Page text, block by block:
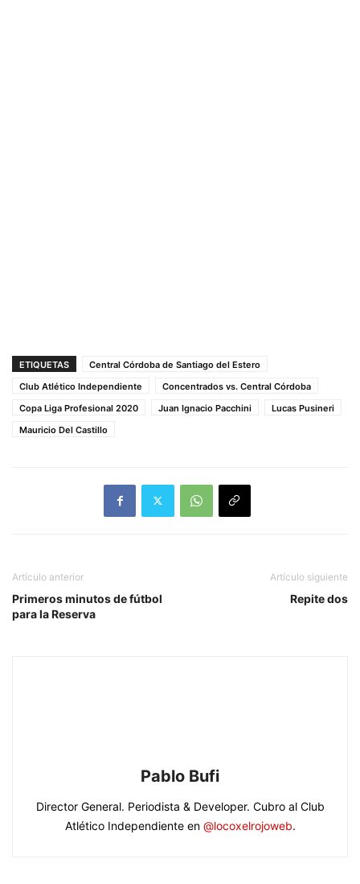
ETIQUETAS
Central Córdoba de Santiago del Estero
Club Atlético Independiente
Concentrados vs. Central Córdoba
Copa Liga Profesional 2020
Juan Ignacio Pacchini
Lucas Pusineri
Mauricio Del Castillo
Artículo anterior
Primeros minutos de fútbol
para la Reserva
Artículo siguiente
Repite dos
Pablo Bufi
Director General. Periodista & Developer. Cubro al Club
Atlético Independiente en @locoxelrojoweb.